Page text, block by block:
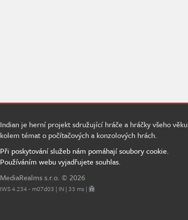
Indian je herní projekt sdružující hráče a hráčky všeho věku
kolem témat o počítačových a konzolových hrách.
Při poskytování služeb nám pomáhají soubory cookie.
Používáním webu vyjadřujete souhlas.
MediaRealms s.r.o. © 2026
IWS 4.234 - m07d03 | IN | 33 ms |